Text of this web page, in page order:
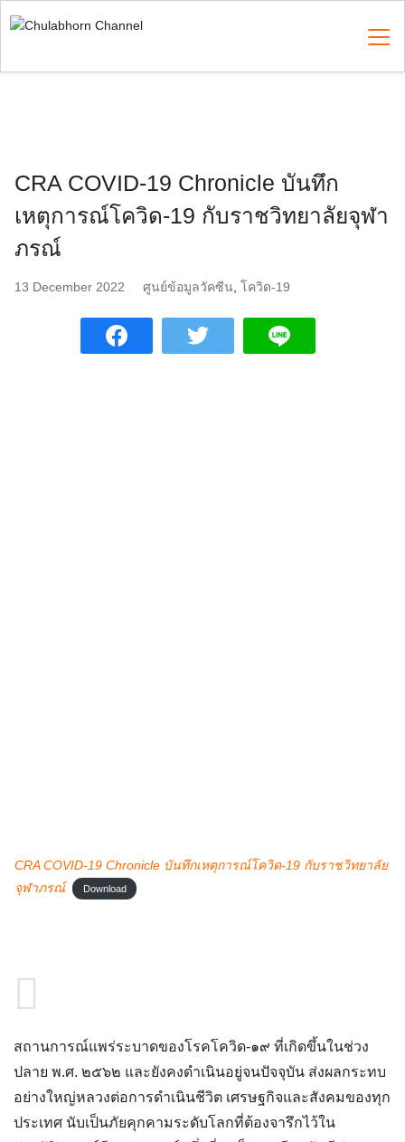
to
CRA COVID-19 Chronicle บันทึก
เหตุการณ์โควิด-19 กับราชวิทยาลัยจุฬา
ภรณ์
13 December 2022 ศูนย์ข้อมูลวัคซีน โควิด-19
CRA COVID-19 Chronicle บันทึกเหตุการณ์โควิด-19 กับราชวิทยาลัย
จุฬาภรณ์
Download
สถานการณ์แพร่ระบาดของโรคโควิด-๑๙ ที่เกิดขึ้นในช่วง
ปลาย พ.ศ. ๒๕๖๒ และยังคงดำเนินอยู่จนปัจจุบัน ส่งผลกระทบ
อย่างใหญ่หลวงต่อการดำเนินชีวิต เศรษฐกิจและสังคมของทุก
ประเทศ นับเป็นภัยคุกคามระดับโลกที่ต้องจารึกไว้ใน